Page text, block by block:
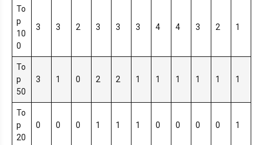
To
p
10
0
3 3 2 3 3 3 4 4 3 2 1
To
p
50
3 1 0 2 2 1 1 1 1 1 1
To
p
20
0 0 0 1 1 1 0 0 0 0 1